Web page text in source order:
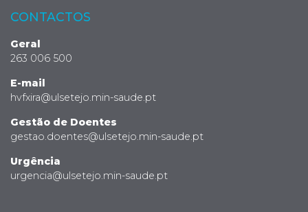
CONTACTOS
Geral
263 006 500
E-mail
hvfxira@ulsetejo.min-saude.pt
Gestão de Doentes
gestao.doentes@ulsetejo.min-saude.pt
Urgência
urgencia@ulsetejo.min-saude.pt